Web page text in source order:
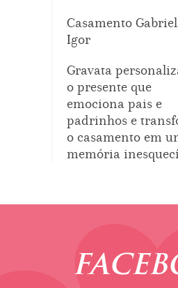
Casamento
Igor
Gravata
o presente que
emociona pais e
padrinhos e
o casamento em
memória